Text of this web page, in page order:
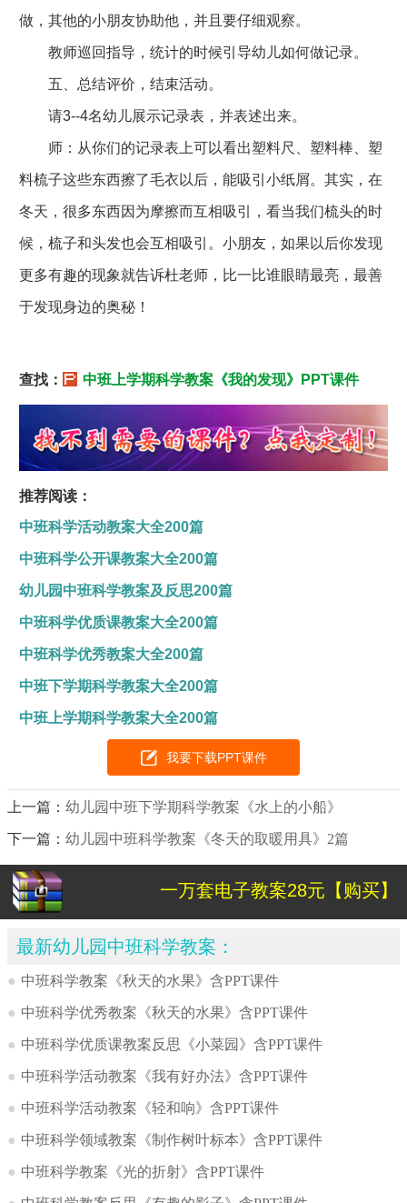
做，其他的小朋友协助他，并且要仔细观察。
教师巡回指导，统计的时候引导幼儿如何做记录。
五、总结评价，结束活动。
请3--4名幼儿展示记录表，并表述出来。
师：从你们的记录表上可以看出塑料尺、塑料棒、塑
料梳子这些东西擦了毛衣以后，能吸引小纸屑。其实，在
冬天，很多东西因为摩擦而互相吸引，看当我们梳头的时
候，梳子和头发也会互相吸引。小朋友，如果以后你发现
更多有趣的现象就告诉杜老师，比一比谁眼睛最亮，最善
于发现身边的奥秘！
查找： 中班上学期科学教案《我的发现》PPT课件
推荐阅读：
中班科学活动教案大全200篇
中班科学公开课教案大全200篇
幼儿园中班科学教案及反思200篇
中班科学优质课教案大全200篇
中班科学优秀教案大全200篇
中班下学期科学教案大全200篇
中班上学期科学教案大全200篇
我要下载PPT课件
上一篇：幼儿园中班下学期科学教案《水上的小船》
下一篇：幼儿园中班科学教案《冬天的取暖用具》2篇
一万套电子教案28元【购买】
最新幼儿园中班科学教案：
● 中班科学教案《秋天的水果》含PPT课件
● 中班科学优秀教案《秋天的水果》含PPT课件
● 中班科学优质课教案反思《小菜园》含PPT课件
● 中班科学活动教案《我有好办法》含PPT课件
● 中班科学活动教案《轻和响》含PPT课件
● 中班科学领域教案《制作树叶标本》含PPT课件
● 中班科学教案《光的折射》含PPT课件